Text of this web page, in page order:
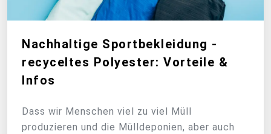
Nachhaltige Sportbekleidung -
recyceltes Polyester: Vorteile &
Infos
Dass wir Menschen viel zu viel Müll
produzieren und die Mülldeponien, aber auch